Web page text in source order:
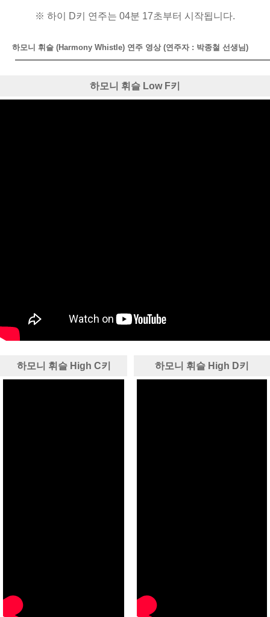
※ 하이 D키 연주는 04분 17초부터 시작됩니다.
하모니 휘슬 (Harmony Whistle) 연주 영상 (연주자 : 박종철 선생님)
하모니 휘슬 Low F키
하모니 휘슬 High C키 하모니 휘슬 High D키